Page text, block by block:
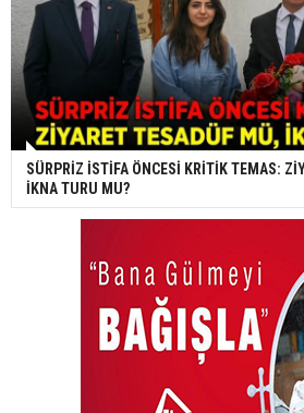
SÜRPRİZ İSTİFA ÖNCESİ KRİTİK TEMAS:
İKNA TURU MU?